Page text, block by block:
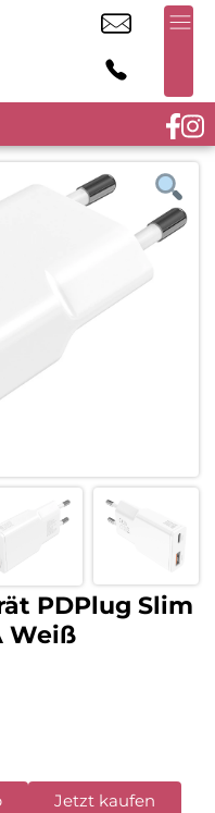
PDPlug Slim
Weiß
Jetzt kaufen